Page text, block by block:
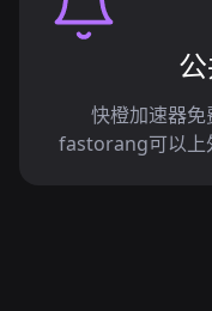
快橙加速器
fastorang可以上